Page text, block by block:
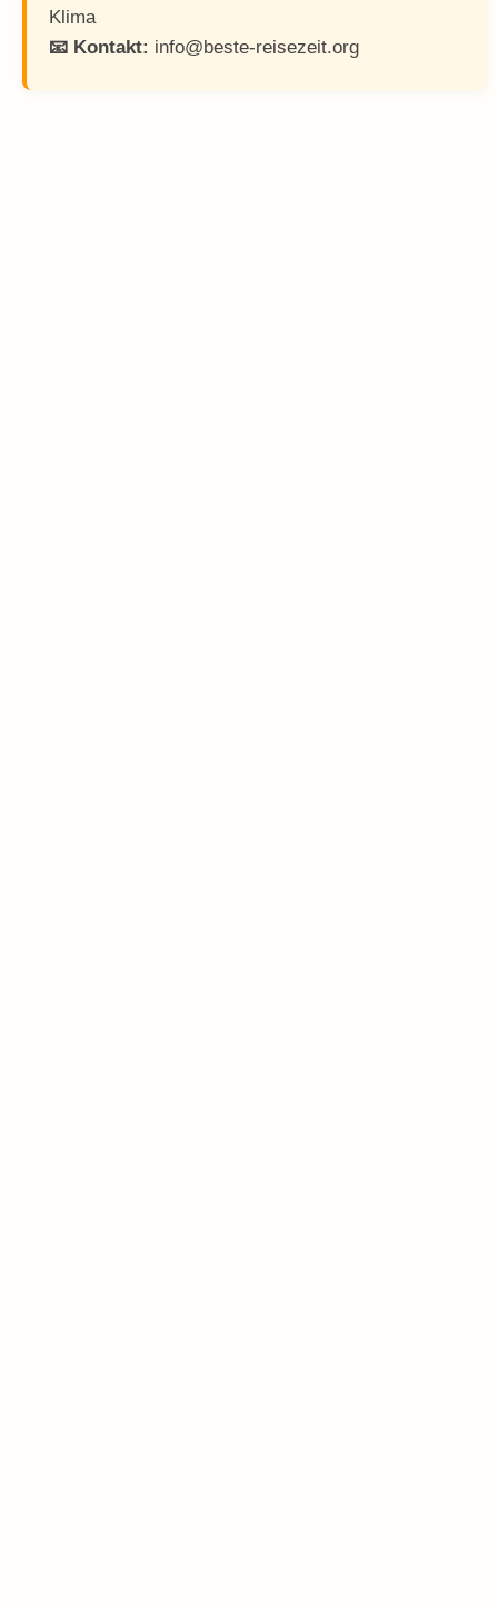
Klima
📧 Kontakt: info@beste-reisezeit.org